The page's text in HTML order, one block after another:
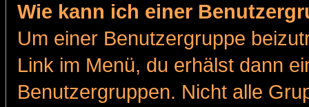
Wie kann ich einer
Um einer Benutzergruppe
Link im Menü, du erhälst dann
Benutzergruppen. Nicht alle